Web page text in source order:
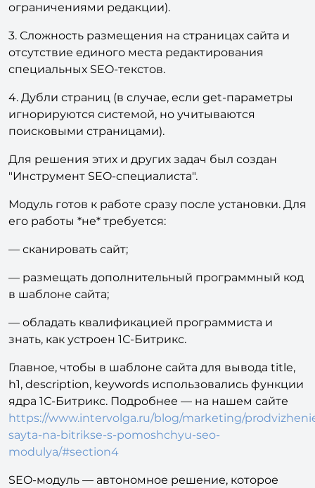
ограничениями редакции).
3. Сложность размещения на страницах сайта и
отсутствие единого места редактирования
специальных SEO-текстов.
4. Дубли страниц (в случае, если get-параметры
игнорируются системой, но учитываются
поисковыми страницами).
Для решения этих и других задач был создан
"Инструмент SEO-специалиста".
Модуль готов к работе сразу после установки. Для
его работы *не* требуется:
— сканировать сайт;
— размещать дополнительный программный код
в шаблоне сайта;
— обладать квалификацией программиста и
знать, как устроен 1С-Битрикс.
Главное, чтобы в шаблоне сайта для вывода title,
h1, description, keywords использовались функции
ядра 1С-Битрикс. Подробнее — на нашем сайте
https://www.intervolga.ru/blog/marketing/
sayta-na-bitrikse-s-pomoshchyu-seo-
modulya/#section4
SEO-модуль — автономное решение, которое